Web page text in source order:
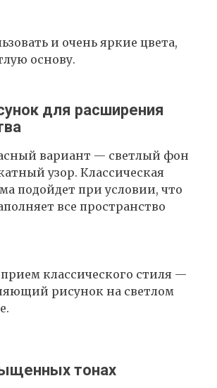
и очень яркие цвета,
основу.
для расширения
вариант — светлый фон
узор. Классическая
подойдет при условии, что
все пространство
классического стиля —
рисунок на светлом
тонах